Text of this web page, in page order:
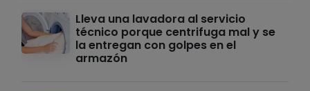
Lleva una lavadora al servicio
técnico porque centrifuga mal y se
la entregan con golpes en el
armazón